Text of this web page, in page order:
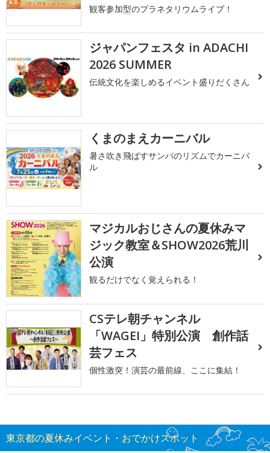
観客参加型のプラネタリウムライブ！
ジャパンフェスタ in ADACHI
2026 SUMMER
伝統文化を楽しめるイベント盛りだくさん
くまのまえカーニバル
暑さ吹き飛ばすサンバのリズムでカーニバ
ル
マジカルおじさんの夏休みマ
ジック教室＆SHOW2026荒川
公演
観るだけでなく覚えられる！
CSテレ朝チャンネル
「WAGEI」特別公演 創作話
芸フェス
個性激突！演芸の最前線、ここに集結！
東京都の夏休みイベント・おでかけスポット